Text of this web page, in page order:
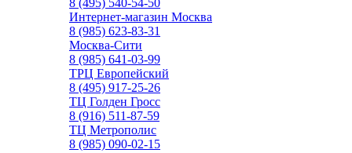
8 (495) 540-54-50
Интернет-магазин Москва
8 (985) 623-83-31
Москва-Сити
8 (985) 641-03-99
ТРЦ Европейский
8 (495) 917-25-26
ТЦ Голден Гросс
8 (916) 511-87-59
ТЦ Метрополис
8 (985) 090-02-15